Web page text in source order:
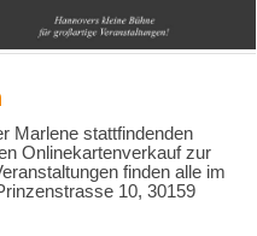
Marlene stattfindenden
Onlinekartenverkauf zur
finden alle im
10, 30159